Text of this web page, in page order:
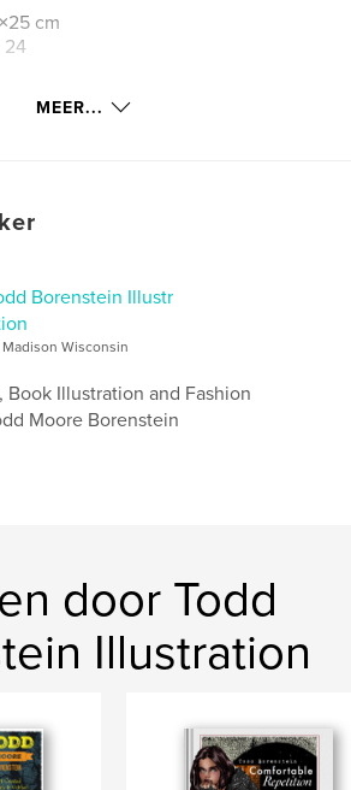
cm
24
MEER...
Borenstein Illustr
Madison Wisconsin
Book Illustration and Fashion
Moore Borenstein
door Todd
Illustration